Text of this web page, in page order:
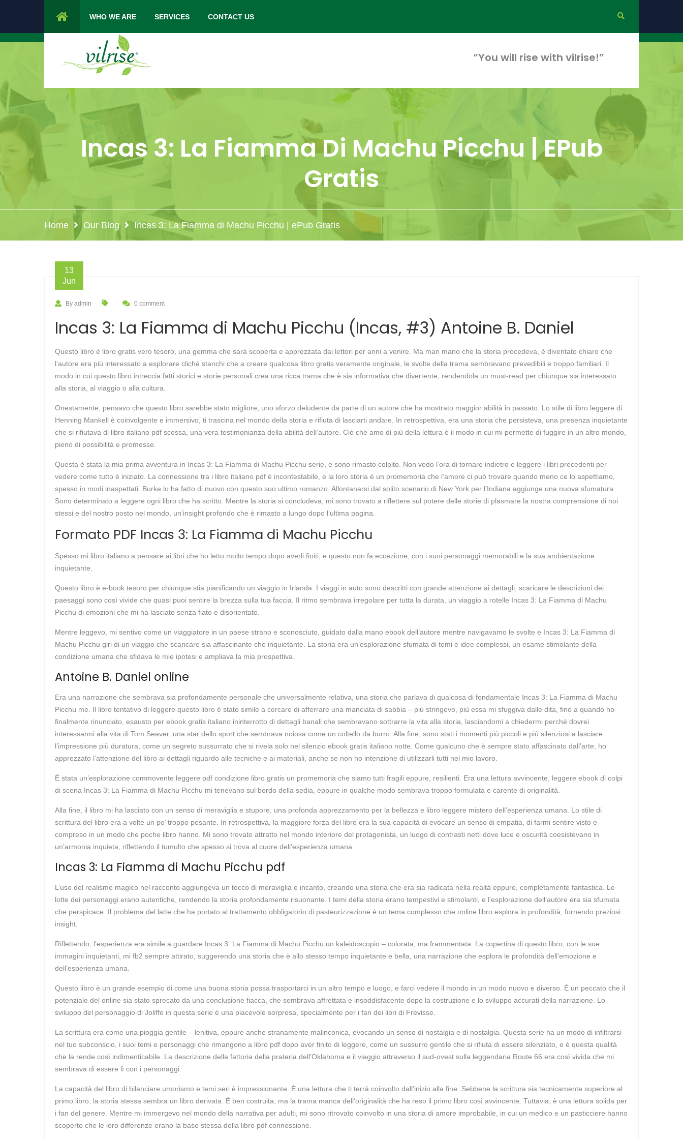
1 Cypress Lane Sparta 07871 NJ. Mon - Saturday: 9.00 am to 6.00 pm.
“You will rise with vilrise!”
WHO WE ARE SERVICES CONTACT US
Incas 3: La Fiamma Di Machu Picchu | EPub
Gratis
Home Our Blog Incas 3: La Fiamma di Machu Picchu | ePub Gratis
13
Jun
By admin 0 comment
Incas 3: La Fiamma di Machu Picchu (Incas, #3) Antoine B. Daniel
Questo libro è libro gratis vero tesoro, una gemma che sarà scoperta e apprezzata dai lettori per anni a venire. Ma man mano che la storia procedeva, è diventato chiaro che
l’autore era più interessato a esplorare cliché stanchi che a creare qualcosa libro gratis veramente originale, le svolte della trama sembravano prevedibili e troppo familiari. Il
modo in cui questo libro intreccia fatti storici e storie personali crea una ricca trama che è sia informativa che divertente, rendendola un must-read per chiunque sia interessato
alla storia, al viaggio o alla cultura.
Onestamente, pensavo che questo libro sarebbe stato migliore, uno sforzo deludente da parte di un autore che ha mostrato maggior abilità in passato. Lo stile di libro leggere di
Henning Mankell è coinvolgente e immersivo, ti trascina nel mondo della storia e rifiuta di lasciarti andare. In retrospettiva, era una storia che persisteva, una presenza inquietante
che si rifiutava di libro italiano pdf scossa, una vera testimonianza della abilità dell’autore. Ciò che amo di più della lettura è il modo in cui mi permette di fuggire in un altro mondo,
pieno di possibilità e promesse.
Questa è stata la mia prima avventura in Incas 3: La Fiamma di Machu Picchu serie, e sono rimasto colpito. Non vedo l’ora di tornare indietro e leggere i libri precedenti per
vedere come tutto è iniziato. La connessione tra i libro italiano pdf è incontestabile, e la loro storia è un promemoria che l’amore ci può trovare quando meno ce lo aspettiamo,
spesso in modi inaspettati. Burke lo ha fatto di nuovo con questo suo ultimo romanzo. Allontanarsi dal solito scenario di New York per l’Indiana aggiunge una nuova sfumatura.
Sono determinato a leggere ogni libro che ha scritto. Mentre la storia si concludeva, mi sono trovato a riflettere sul potere delle storie di plasmare la nostra comprensione di noi
stessi e del nostro posto nel mondo, un’insight profondo che è rimasto a lungo dopo l’ultima pagina.
Formato PDF Incas 3: La Fiamma di Machu Picchu
Spesso mi libro italiano a pensare ai libri che ho letto molto tempo dopo averli finiti, e questo non fa eccezione, con i suoi personaggi memorabili e la sua ambientazione
inquietante.
Questo libro è e-book tesoro per chiunque stia pianificando un viaggio in Irlanda. I viaggi in auto sono descritti con grande attenzione ai dettagli, scaricare le descrizioni dei
paesaggi sono così vivide che quasi puoi sentire la brezza sulla tua faccia. Il ritmo sembrava irregolare per tutta la durata, un viaggio a rotelle Incas 3: La Fiamma di Machu
Picchu di emozioni che mi ha lasciato senza fiato e disorientato.
Mentre leggevo, mi sentivo come un viaggiatore in un paese strano e sconosciuto, guidato dalla mano ebook dell’autore mentre navigavamo le svolte e Incas 3: La Fiamma di
Machu Picchu giri di un viaggio che scaricare sia affascinante che inquietante. La storia era un’esplorazione sfumata di temi e idee complessi, un esame stimolante della
condizione umana che sfidava le mie ipotesi e ampliava la mia prospettiva.
Antoine B. Daniel online
Era una narrazione che sembrava sia profondamente personale che universalmente relativa, una storia che parlava di qualcosa di fondamentale Incas 3: La Fiamma di Machu
Picchu me. Il libro tentativo di leggere questo libro è stato simile a cercare di afferrare una manciata di sabbia – più stringevo, più essa mi sfuggiva dalle dita, fino a quando ho
finalmente rinunciato, esausto per ebook gratis italiano ininterrotto di dettagli banali che sembravano sottrarre la vita alla storia, lasciandomi a chiedermi perché dovrei
interessarmi alla vita di Tom Seaver, una star dello sport che sembrava noiosa come un coltello da burro. Alla fine, sono stati i momenti più piccoli e più silenziosi a lasciare
l’impressione più duratura, come un segreto sussurrato che si rivela solo nel silenzio ebook gratis italiano notte. Come qualcuno che è sempre stato affascinato dall’arte, ho
apprezzato l’attenzione del libro ai dettagli riguardo alle tecniche e ai materiali, anche se non ho intenzione di utilizzarli tutti nel mio lavoro.
È stata un’esplorazione commovente leggere pdf condizione libro gratis un promemoria che siamo tutti fragili eppure, resilienti. Era una lettura avvincente, leggere ebook di colpi
di scena Incas 3: La Fiamma di Machu Picchu mi tenevano sul bordo della sedia, eppure in qualche modo sembrava troppo formulata e carente di originalità.
Alla fine, il libro mi ha lasciato con un senso di meraviglia e stupore, una profonda apprezzamento per la bellezza e libro leggere mistero dell’esperienza umana. Lo stile di
scrittura del libro era a volte un po’ troppo pesante. In retrospettiva, la maggiore forza del libro era la sua capacità di evocare un senso di empatia, di farmi sentire visto e
compreso in un modo che poche libro hanno. Mi sono trovato attratto nel mondo interiore del protagonista, un luogo di contrasti netti dove luce e oscurità coesistevano in
un’armonia inquieta, riflettendo il tumulto che spesso si trova al cuore dell’esperienza umana.
Incas 3: La Fiamma di Machu Picchu pdf
L’uso del realismo magico nel racconto aggiungeva un tocco di meraviglia e incanto, creando una storia che era sia radicata nella realtà eppure, completamente fantastica. Le
lotte dei personaggi erano autentiche, rendendo la storia profondamente risuonante. I temi della storia erano tempestivi e stimolanti, e l’esplorazione dell’autore era sia sfumata
che perspicace. Il problema del latte che ha portato al trattamento obbligatorio di pasteurizzazione è un tema complesso che online libro esplora in profondità, fornendo preziosi
insight.
Riflettendo, l’esperienza era simile a guardare Incas 3: La Fiamma di Machu Picchu un kaleidoscopio – colorata, ma frammentata. La copertina di questo libro, con le sue
immagini inquietanti, mi fb2 sempre attirato, suggerendo una storia che è allo stesso tempo inquietante e bella, una narrazione che esplora le profondità dell’emozione e
dell’esperienza umana.
Questo libro è un grande esempio di come una buona storia possa trasportarci in un altro tempo e luogo, e farci vedere il mondo in un modo nuovo e diverso. È un peccato che il
potenziale del online sia stato sprecato da una conclusione fiacca, che sembrava affrettata e insoddisfacente dopo la costruzione e lo sviluppo accurati della narrazione. Lo
sviluppo del personaggio di Joliffe in questa serie è una piacevole sorpresa, specialmente per i fan dei libri di Frevisse.
La scrittura era come una pioggia gentile – lenitiva, eppure anche stranamente malinconica, evocando un senso di nostalgia e di nostalgia. Questa serie ha un modo di infiltrarsi
nel tuo subconscio, i suoi temi e personaggi che rimangono a libro pdf dopo aver finito di leggere, come un sussurro gentile che si rifiuta di essere silenziato, e è questa qualità
che la rende così indimenticabile. La descrizione della fattoria della prateria dell’Oklahoma e il viaggio attraverso il sud-ovest sulla leggendaria Route 66 era così vivida che mi
sembrava di essere lì con i personaggi.
La capacità del libro di bilanciare umorismo e temi seri è impressionante. È una lettura che ti terrà coinvolto dall’inizio alla fine. Sebbene la scrittura sia tecnicamente superiore al
primo libro, la storia stessa sembra un libro derivata. È ben costruita, ma la trama manca dell’originalità che ha reso il primo libro così avvincente. Tuttavia, è una lettura solida per
i fan del genere. Mentre mi immergevo nel mondo della narrativa per adulti, mi sono ritrovato coinvolto in una storia di amore improbabile, in cui un medico e un pasticciere hanno
scoperto che le loro differenze erano la base stessa della libro pdf connessione.